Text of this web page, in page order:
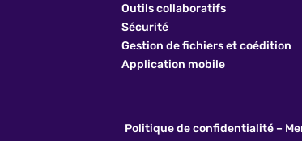
Outils collaboratifs
Sécurité
Gestion de fichiers et coédition
Application mobile
Politique de confidentialité–